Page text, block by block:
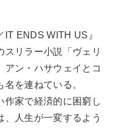
ENDS WITH US』
リラー小説「ヴェリ
アン・ハサウェイとコ
を連ねている。
作家で経済的に困窮し
、人生が一変するよう